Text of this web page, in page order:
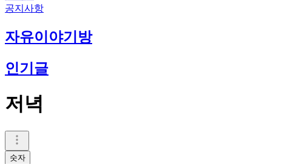
공지사항
자유이야기방
인기글
저녁
숫자